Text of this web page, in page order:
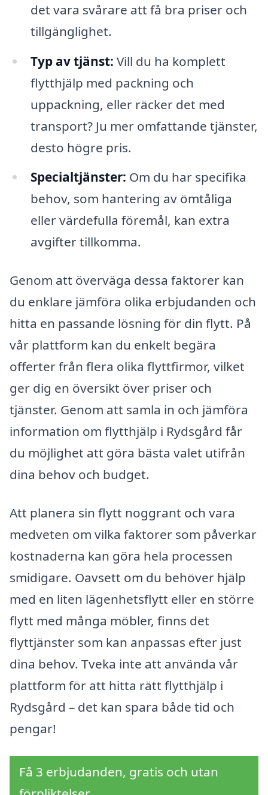
det vara svårare att få bra priser och
tillgänglighet.
Typ av tjänst: Vill du ha komplett
flytthjälp med packning och
uppackning, eller räcker det med
transport? Ju mer omfattande tjänster,
desto högre pris.
Specialtjänster: Om du har specifika
behov, som hantering av ömtåliga
eller värdefulla föremål, kan extra
avgifter tillkomma.
Genom att överväga dessa faktorer kan
du enklare jämföra olika erbjudanden och
hitta en passande lösning för din flytt. På
vår plattform kan du enkelt begära
offerter från flera olika flyttfirmor, vilket
ger dig en översikt över priser och
tjänster. Genom att samla in och jämföra
information om flytthjälp i Rydsgård får
du möjlighet att göra bästa valet utifrån
dina behov och budget.
Att planera sin flytt noggrant och vara
medveten om vilka faktorer som påverkar
kostnaderna kan göra hela processen
smidigare. Oavsett om du behöver hjälp
med en liten lägenhetsflytt eller en större
flytt med många möbler, finns det
flyttjänster som kan anpassas efter just
dina behov. Tveka inte att använda vår
plattform för att hitta rätt flytthjälp i
Rydsgård – det kan spara både tid och
pengar!
Få 3 erbjudanden, gratis och utan